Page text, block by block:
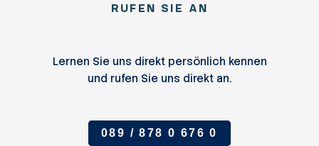
RUFEN SIE AN
Lernen Sie uns direkt persönlich kennen
und rufen Sie uns direkt an.
089 / 878 0 676 0